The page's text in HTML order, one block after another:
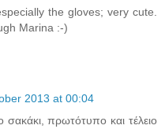
the gloves; very cute.
Marina :-)
2013 at 00:04
σακάκι, πρωτότυπο και τέλειο